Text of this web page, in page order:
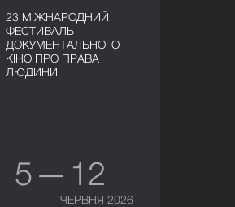
23 МІЖНАРОДНИЙ
ФЕСТИВАЛЬ
ДОКУМЕНТАЛЬНОГО
КІНО ПРО ПРАВА
ЛЮДИНИ
5 — 12
ЧЕРВНЯ 2026